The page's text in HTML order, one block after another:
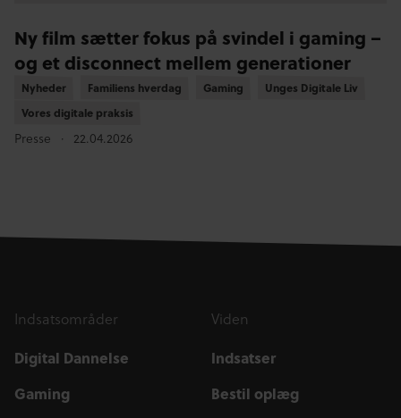
Ny film sætter fokus på svindel i gaming –
og et disconnect mellem generationer
Nyheder
Nyheder Familiens hverdag
Familiens hverdag Gaming
Gaming Unges Digitale Liv
Unges Digitale Liv
Vores digitale praksis
Vores digitale praksis
Presse 22.04.2026
Indsatsområder
Digital Dannelse
Gaming
Viden
Indsatser
Bestil oplæg